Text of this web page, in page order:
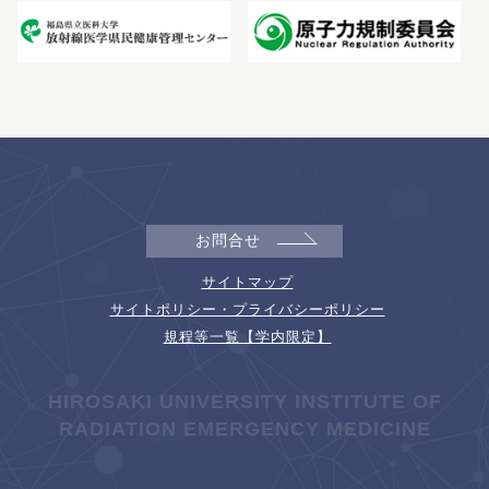
お問合せ
サイトマップ
サイトポリシー・プライバシーポリシー
規程等一覧【学内限定】
HIROSAKI UNIVERSITY INSTITUTE OF
RADIATION EMERGENCY MEDICINE